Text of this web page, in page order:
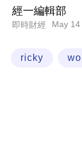
經一編輯部
即時財經 May
ricky